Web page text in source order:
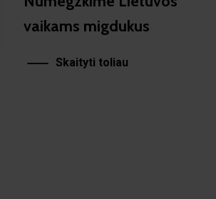
vaikams migdukus
Skaityti toliau